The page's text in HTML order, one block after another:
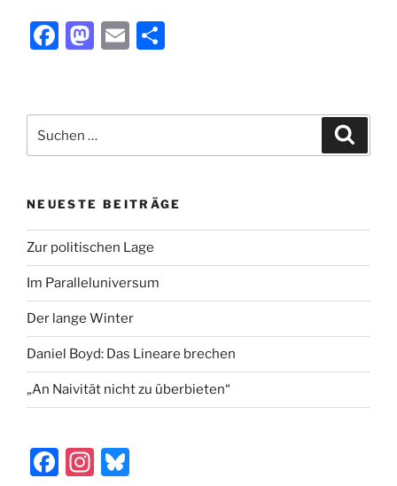
nicht
zu
F
e
b
o
k
M
o
d
n
E
l
n
nach:
NEUESTE BEITRÄGE
Zur politischen Lage
Im Paralleluniversum
Der lange Winter
Daniel Boyd: Das Lineare brechen
„An Naivität nicht zu überbieten“
F
In